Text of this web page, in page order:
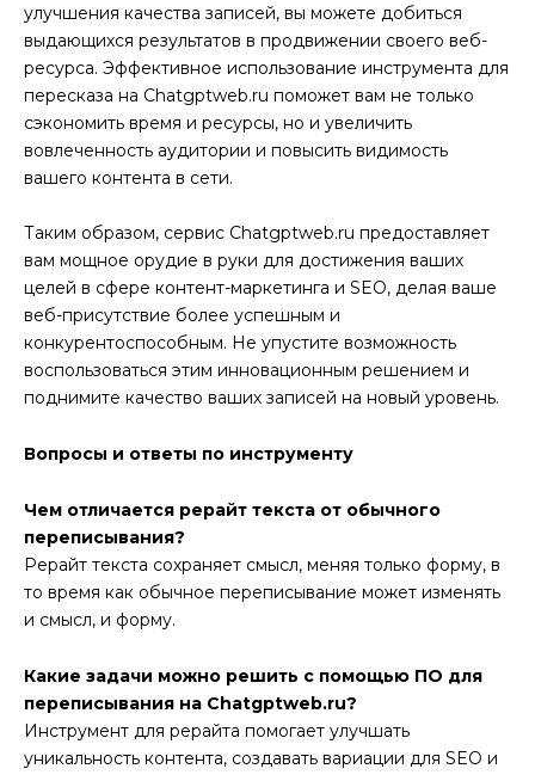
улучшения качества записей, вы можете добиться
выдающихся результатов в продвижении своего веб-
ресурса. Эффективное использование инструмента для
пересказа на Chatgptweb.ru поможет вам не только
сэкономить время и ресурсы, но и увеличить
вовлеченность аудитории и повысить видимость
вашего контента в сети.
Таким образом, сервис Chatgptweb.ru предоставляет
вам мощное орудие в руки для достижения ваших
целей в сфере контент-маркетинга и SEO, делая ваше
веб-присутствие более успешным и
конкурентоспособным. Не упустите возможность
воспользоваться этим инновационным решением и
поднимите качество ваших записей на новый уровень.
Вопросы и ответы по инструменту
Чем отличается рерайт текста от обычного
переписывания?
Рерайт текста сохраняет смысл, меняя только форму, в
то время как обычное переписывание может изменять
и смысл, и форму.
Какие задачи можно решить с помощью ПО для
переписывания на Chatgptweb.ru?
Инструмент для рерайта помогает улучшать
уникальность контента, создавать вариации для SEO и